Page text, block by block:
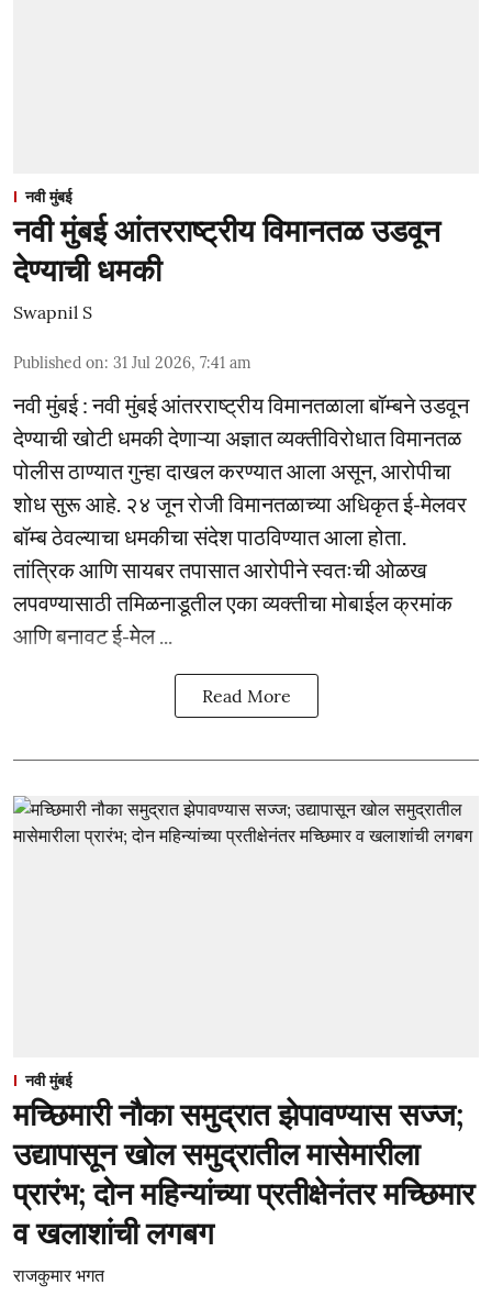
नवी मुंबई
नवी मुंबई आंतरराष्ट्रीय विमानतळ उडवून
देण्याची धमकी
Swapnil S
Published on: 31 Jul 2026, 7:41 am
नवी मुंबई : नवी मुंबई आंतरराष्ट्रीय विमानतळाला बॉम्बने उडवून
देण्याची खोटी धमकी देणाऱ्या अज्ञात व्यक्तीविरोधात विमानतळ
पोलीस ठाण्यात गुन्हा दाखल करण्यात आला असून, आरोपीचा
शोध सुरू आहे. २४ जून रोजी विमानतळाच्या अधिकृत ई-मेलवर
बॉम्ब ठेवल्याचा धमकीचा संदेश पाठविण्यात आला होता.
तांत्रिक आणि सायबर तपासात आरोपीने स्वतःची ओळख
लपवण्यासाठी तमिळनाडूतील एका व्यक्तीचा मोबाईल क्रमांक
आणि बनावट ई-मेल ...
Read More
नवी मुंबई
मच्छिमारी नौका समुद्रात झेपावण्यास सज्ज;
उद्यापासून खोल समुद्रातील मासेमारीला
प्रारंभ; दोन महिन्यांच्या प्रतीक्षेनंतर मच्छिमार
व खलाशांची लगबग
राजकुमार भगत